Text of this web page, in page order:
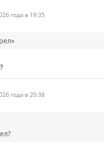
года в 19:35
года в 20:38